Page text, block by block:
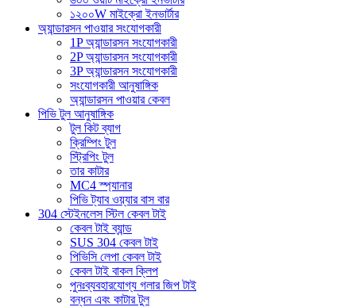
১২০০W মাইক্রো ইনভার্টার
অ্যান্ডারসন পাওয়ার সংযোগকারী
1P অ্যান্ডারসন সংযোগকারী
2P অ্যান্ডারসন সংযোগকারী
3P অ্যান্ডারসন সংযোগকারী
সংযোগকারী আনুষাঙ্গিক
অ্যান্ডারসন পাওয়ার কেবল
পিভি টুল আনুষাঙ্গিক
টুল কিট ব্যাগ
ক্রিম্পিং টুল
স্ট্রিপিং টুল
তার কাটার
MC4 স্প্যানার
পিভি ট্যাব ওয়্যার বাস বার
304 স্টেইনলেস স্টিল কেবল টাই
কেবল টাই ব্যান্ড
SUS 304 কেবল টাই
পিভিসি লেপা কেবল টাই
কেবল টাই বাকল ক্লিপ
পুনঃব্যবহারযোগ্য গলার জিপ টাই
বন্ধন এবং কাটার টুল